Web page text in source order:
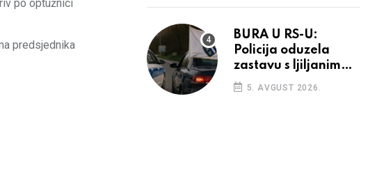
po optužnici
predsjednika
BURA U RS-U:
Policija oduzela
zastavu s ljiljanima,
uručila prekršajni
nalog
5. AVGUST 2026.